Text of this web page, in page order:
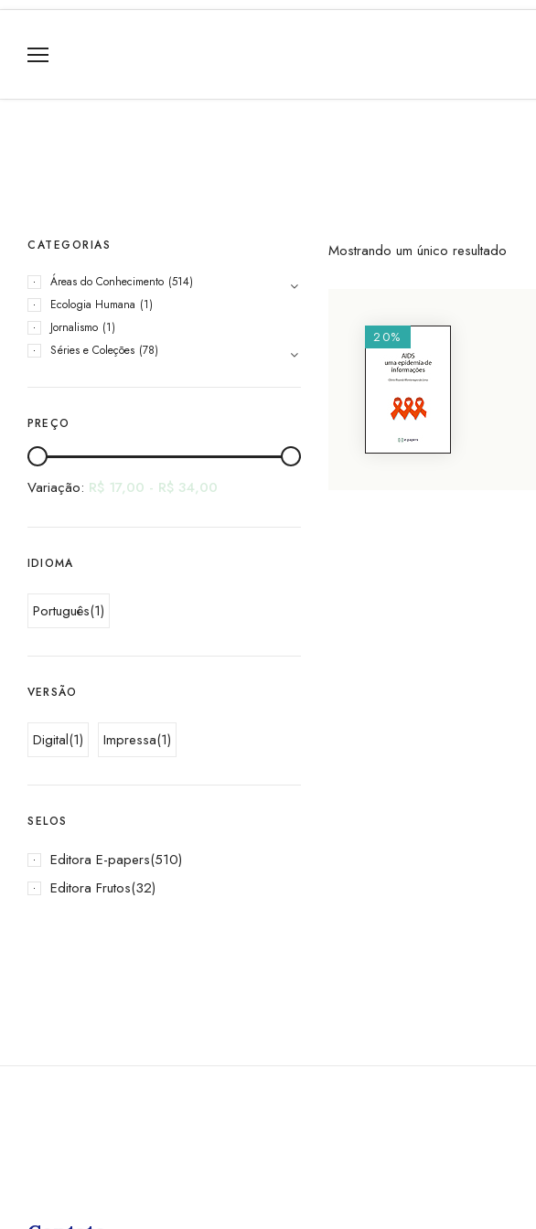
CATEGORIAS
Áreas do Conhecimento (514)
Ecologia Humana (1)
Jornalismo (1)
Séries e Coleções (78)
PREÇO
Variação: R$ 17,00 - R$ 34,00
IDIOMA
Português(1)
VERSÃO
Digital(1) Impressa(1)
SELOS
Editora E-papers(510)
Editora Frutos(32)
Mostrando um único resultado
20%